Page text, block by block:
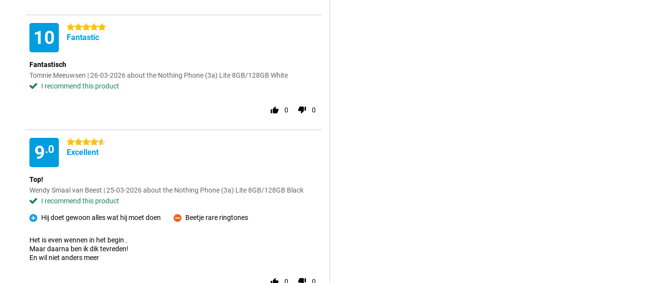
10 5 stars
Fantastic
Fantastisch
Tomnie Meeuwsen | 26-03-2026 about the Nothing Phone (3a) Lite 8GB/128GB White
I recommend this product
0 0
9.0
4.5 stars
Excellent
Top!
Wendy Smaal van Beest | 25-03-2026 about the Nothing Phone (3a) Lite 8GB/128GB Black
I recommend this product
Pro
Hij doet gewoon alles wat hij moet doen
Con
Beetje rare ringtones
Het is even wennen in het begin .
Maar daarna ben ik dik tevreden!
En wil niet anders meer